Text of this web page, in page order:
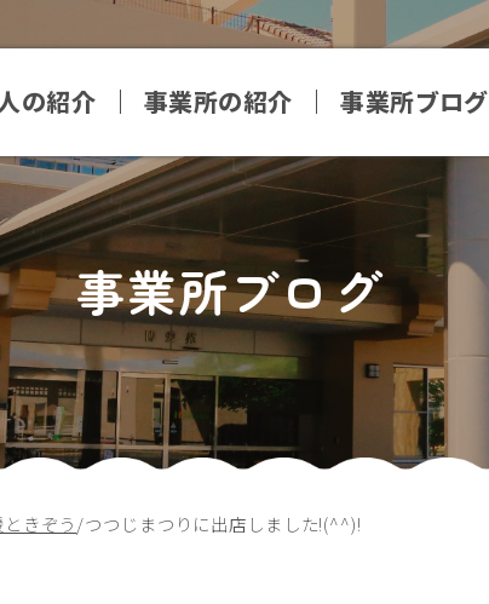
の紹介 事業所の紹介 事業所ブログ
事業所ブログ
きぞう/つつじまつりに出店しました!(^^)!